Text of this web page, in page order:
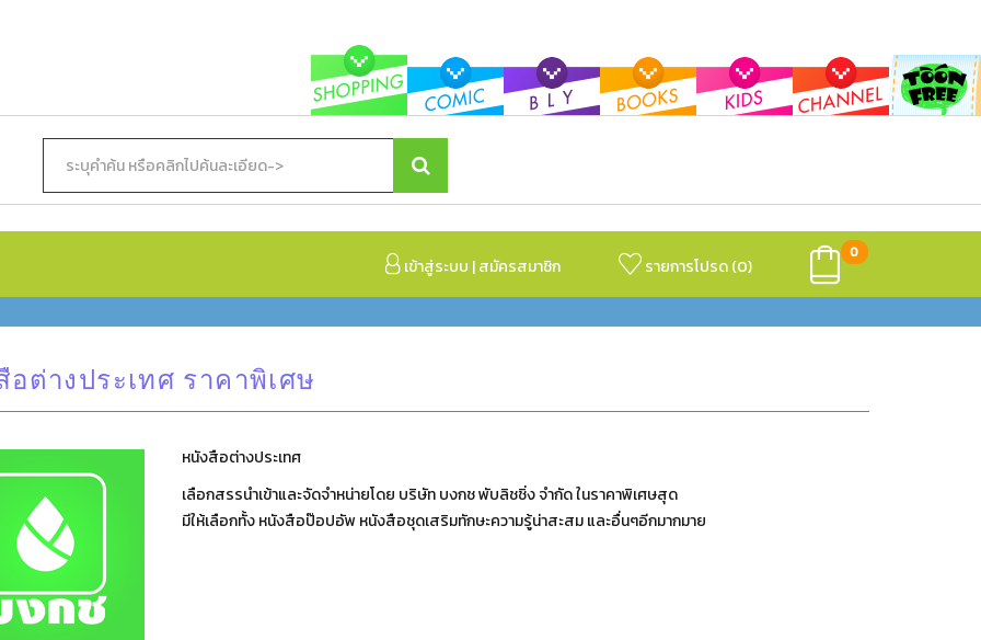
เข้าสู่ระบบ |สมัครสมาชิก รายการโปรด (0)
0
อต่างประเทศ ราคาพิเศษ
หนังสือต่างประเทศ
เลือกสรรนำเข้าและจัดจำหน่ายโดย บริษัท บงกช พับลิชชิ่ง จำกัด ในราคาพิเศษสุด
มีให้เลือกทั้ง หนังสือป๊อปอัพ หนังสือชุดเสริมทักษะความรู้น่าสะสม และอื่นๆอีกมากมาย